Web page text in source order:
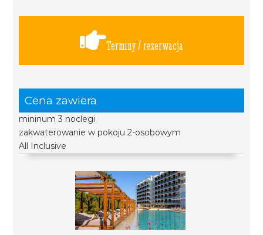
Terminy / rezerwacja
Cena zawiera
mininum 3 noclegi
zakwaterowanie w pokoju 2-osobowym
All Inclusive